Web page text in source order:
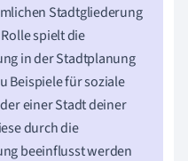
Stadtgliederung
spielt die
in der Stadtplanung
Beispiele für soziale
einer Stadt deiner
durch die
beeinflusst werden